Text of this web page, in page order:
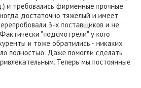
и требовались фирменные прочные
достаточно тяжелый и имеет
3-х поставщиков и не
"подсмотрели" у кого
и тоже обратились - никаких
полностью. Даже помогли сделать
Теперь мы постоянные